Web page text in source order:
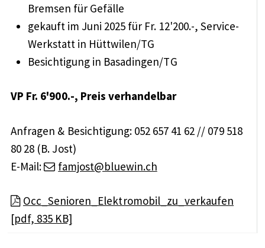
Bremsen für Gefälle
gekauft im Juni 2025 für Fr. 12'200.-, Service-
Werkstatt in Hüttwilen/TG
Besichtigung in Basadingen/TG
VP Fr. 6'900.-, Preis verhandelbar
Anfragen & Besichtigung: 052 657 41 62 // 079 518
80 28 (B. Jost)
E-Mail:
famjost@bluewin.ch
Occ_Senioren_Elektromobil_zu_verkaufen
[pdf, 835 KB]